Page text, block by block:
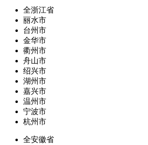
全浙江省
丽水市
台州市
金华市
衢州市
舟山市
绍兴市
湖州市
嘉兴市
温州市
宁波市
杭州市
全安徽省